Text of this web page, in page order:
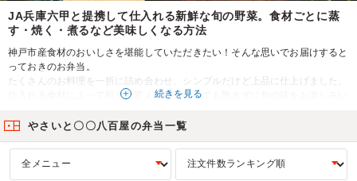
JA兵庫六甲と提携して仕入れる新鮮な旬の野菜。食材ごとに蒸
す・焼く・煮るなど美味しくなる方法
神戸市産食材のおいしさを堪能していただきたい！そんな思いでお届けすると
っておきのお弁当。
たくさんのお料理を一折に詰め合わせ、シンプルだけど上品に仕上げました。
仕入れる食材によって献立を変え、毎日食べても飽きずに旬の味をお楽しみい
事法要におすすめの農家弁当まで種類豊富にラインナップ。みなさまの大切な
続きを見る
やさいと〇〇八百屋の弁当一覧